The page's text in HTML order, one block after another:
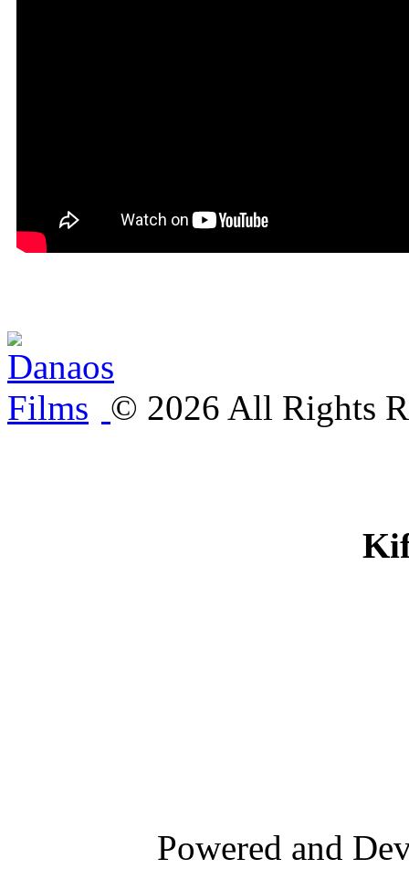
© 2026 All Rights
Powered and